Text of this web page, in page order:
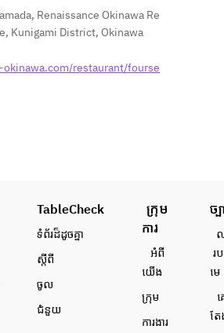
Renaissance Okinawa Re
Kunigami District, Okinawa
restaurant/fourse
TableCheck
ទំព័រ​ដ៏ដូចគ្នា
ស្តីពី
ចូល
ជំនួយ
ក្រុម
ការ
អំពី​
យើង
ក្រុម
ការងារ
ច្
រ
មេ
តែ